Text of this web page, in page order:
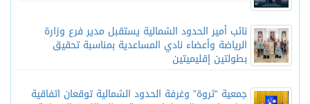
نائب أمير الحدود الشمالية يستقبل مدير فرع وزارة
الرياضة وأعضاء نادي المساعدية بمناسبة تحقيق
بطولتين إقليميتين
جمعية “ثروة” وغرفة الحدود الشمالية توقعان اتفاقية